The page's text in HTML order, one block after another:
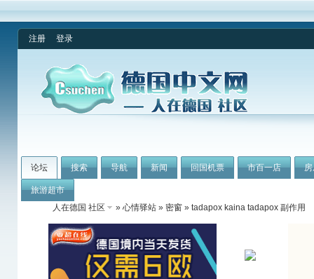
注册 登录
论坛 搜索 导航 新闻 回国机票 市百一店
旅游超市
人在德国 社区
» 心情驿站 » 密窗 » tadapox kaina tadapox 副作用